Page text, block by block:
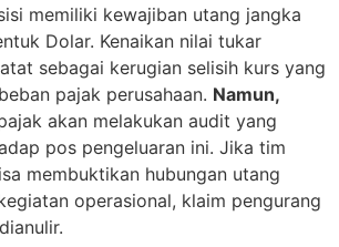
memiliki kewajiban utang jangka
Dolar. Kenaikan nilai tukar
sebagai kerugian selisih kurs yang
pajak perusahaan. Namun,
akan melakukan audit yang
pos pengeluaran ini. Jika tim
membuktikan hubungan utang
operasional, klaim pengurang